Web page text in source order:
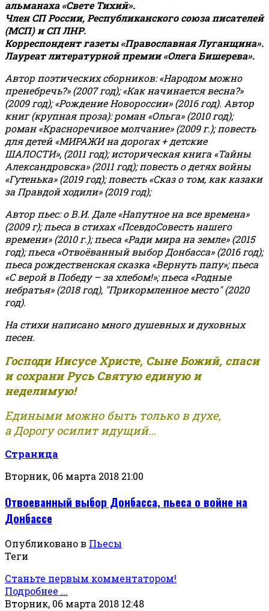
альманаха «Свете Тихий».
Член СП России, Республиканского союза писателей
(МСП) и СП ЛНР.
Корреспондент газеты «Православная Луганщина».
Лауреат литературной премии «Олега Бишерева».
Автор поэтических сборников: «Народом можно
пренебречь?» (2007 год); «Как начинается весна?»
(2009 год); «Рождение Новороссии» (2016 год). Автор
книг (крупная проза): роман «Ольга» (2010 год);
роман «Красноречивое молчание» (2009 г.); повесть
для детей «МИРАЖИ на дорогах + детские
ШАЛОСТИ», (2011 год); историческая книга «Тайны
Александровска» (2011 год); повесть о детях войны
«Гутенька» (2019 год); повесть «Сказ о том, как казаки
за Правдой ходили» (2019 год);
Автор пьес: о В.И. Дале «Напутное на все времена»
(2009 г); пьеса в стихах «ПсевдоСовесть нашего
времени» (2010 г.); пьеса «Ради мира на земле» (2015
год); пьеса «Отвоёванный выбор Донбасса» (2016 год);
пьеса рождественская сказка «Вернуть папу»; пьеса
«С верой в Победу – за хлебом!»;пьеса «Родные
небратья» (2018 год), "Прикормленное место" (2020
год).
На стихи написано много душевных и духовных
песен.
Господи Иисусе Христе, Сыне Божий, спаси
и сохрани Русь Святую единую и
неделимую!
Едиными можно быть только в духе,
а Дорогу осилит идущий...
Страница
Вторник, 06 марта 2018 21:00
Отвоеванный выбор Донбасса, пьеса о войне на
Донбассе
Опубликовано в Пьесы
Теги
Станьте первым комментатором!
Подробнее ...
Вторник, 06 марта 2018 12:48